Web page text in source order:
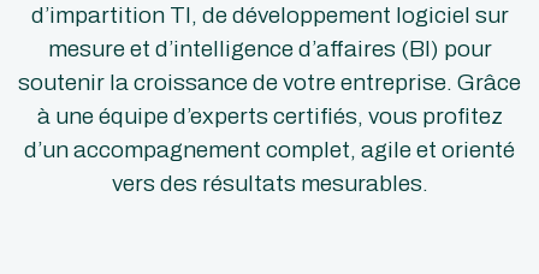
d’impartition TI, de développement logiciel sur
mesure et d’intelligence d’affaires (BI) pour
soutenir la croissance de votre entreprise. Grâce
à une équipe d’experts certifiés, vous profitez
d’un accompagnement complet, agile et orienté
vers des résultats mesurables.